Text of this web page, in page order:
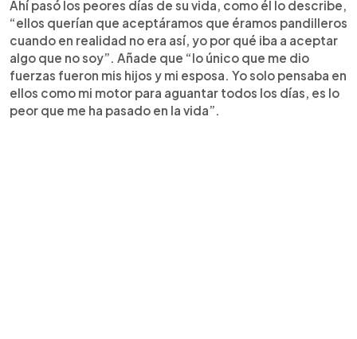
Ahí pasó los peores días de su vida, como él lo describe,
“ellos querían que aceptáramos que éramos pandilleros
cuando en realidad no era así, yo por qué iba a aceptar
algo que no soy”. Añade que “lo único que me dio
fuerzas fueron mis hijos y mi esposa. Yo solo pensaba en
ellos como mi motor para aguantar todos los días, es lo
peor que me ha pasado en la vida”.